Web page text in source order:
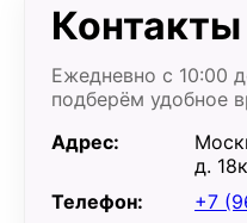
Контакты
Ежедневно с 10:00
подберём удобное
Адрес:
д.
Телефон:
+7